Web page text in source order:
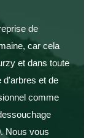
de
car cela
et dans toute
d'arbres et de
comme
Nous vous